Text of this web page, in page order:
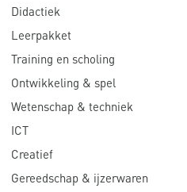
Didactiek
Leerpakket
Training en scholing
Ontwikkeling & spel
Wetenschap & techniek
ICT
Creatief
Gereedschap & ijzerwaren